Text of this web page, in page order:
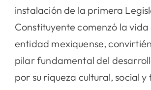
instalación de la primera
Constituyente comenzó la vida
entidad mexiquense,
pilar fundamental del
por su riqueza cultural, social